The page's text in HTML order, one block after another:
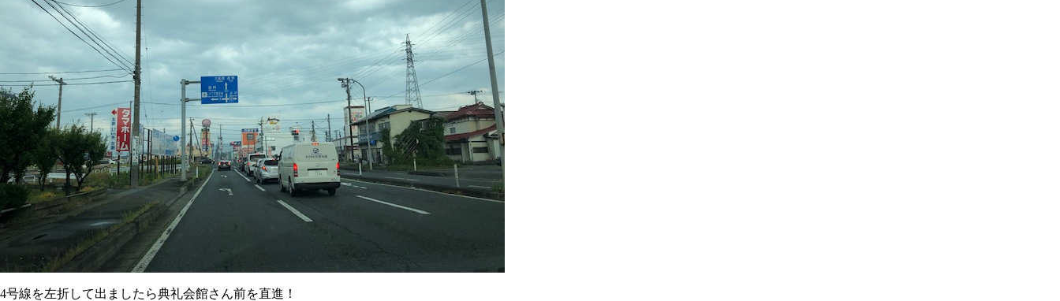
4号線を左折して出ましたら典礼会館さん前を直進！